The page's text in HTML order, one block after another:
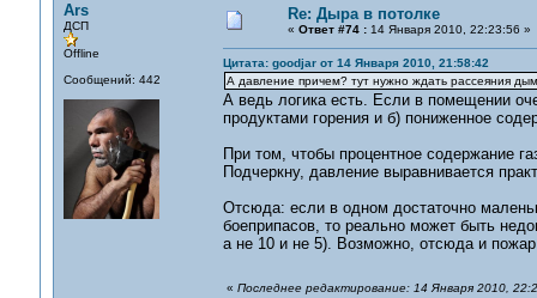
Ars
ДСП
Offline
Сообщений: 442
Re: Дыра в потолке
« Ответ #74 :14 Января 2010, 22:23:56 »
Цитата: goodjar от 14 Января 2010, 21:58:42
А давление причем? тут нужно ждать рассеяния
А ведь логика есть. Если в помещении
продуктами горения и б) пониженное
При том, чтобы процентное содержание
Подчеркну, давление выравнивается
Отсюда: если в одном достаточно
боеприпасов, то реально может быть
а не 10 и не 5). Возможно, отсюда и пожар
« Последнее редактирование: 14 Января 2010,